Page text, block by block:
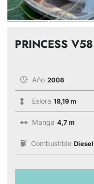
PRINCESS V58
Año 2008
Eslora 18,19 m
Manga 4,7 m
Combustible Diesel